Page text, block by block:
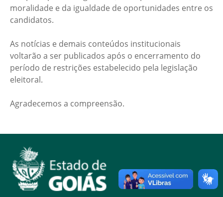
moralidade e da igualdade de oportunidades entre os
candidatos.
As notícias e demais conteúdos institucionais
voltarão a ser publicados após o encerramento do
período de restrições estabelecido pela legislação
eleitoral.
Agradecemos a compreensão.